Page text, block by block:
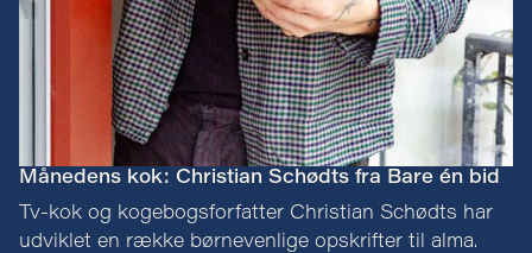
Månedens kok: Christian Schødts fra Bare én bid
Tv-kok og kogebogsforfatter Christian Schødts har
udviklet en række børnevenlige opskrifter til alma.